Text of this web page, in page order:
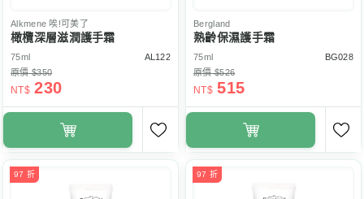
Alkmene 唉!可美了
橄欖深層滋潤護手霜
75ml
AL122
原價 $350
NT$ 230
Bergland
熟齡保濕護手霜
75ml
BG028
原價 $526
NT$ 515
97 折 97 折